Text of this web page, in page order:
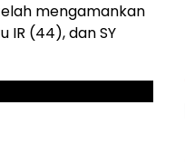
telah mengamankan
IR (44), dan SY